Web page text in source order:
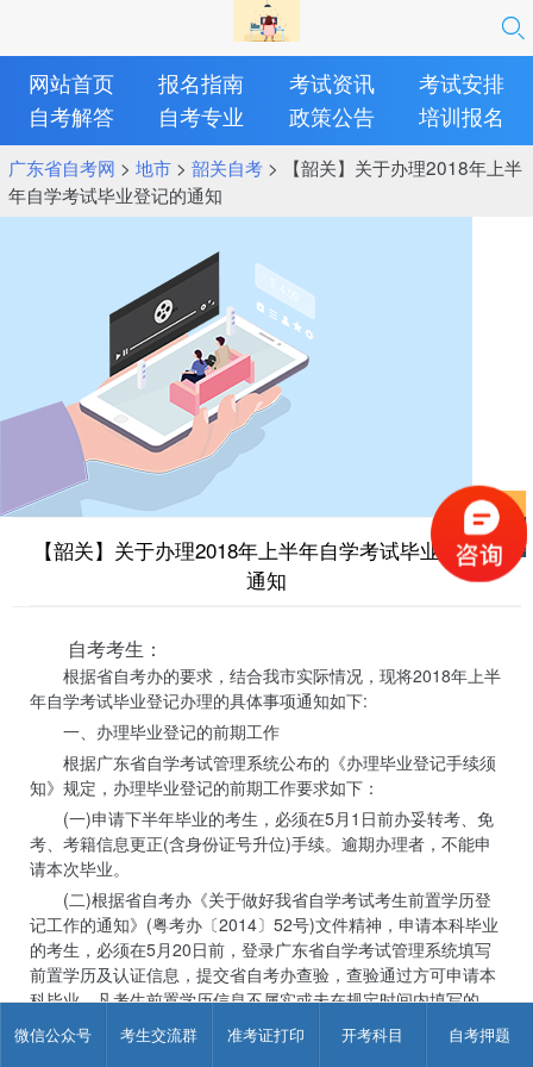
微信公众号 考生交流群 准考证打印 开考科目 自考押题
网站首页 报名指南 考试资讯
考试安排
自考解答
自考专业 政策公告 培训报名
广东省自考网 > 地市> 韶关自考> 【韶关】关于办理2018年上半
年自学考试毕业登记的通知
【韶关】关于办理2018年上半年自学考试毕业登记的
通知
自考考生：
根据省自考办的要求，结合我市实际情况，现将2018年上半
年自学考试毕业登记办理的具体事项通知如下:
一、办理毕业登记的前期工作
根据广东省自学考试管理系统公布的《办理毕业登记手续须
知》规定，办理毕业登记的前期工作要求如下：
(一)申请下半年毕业的考生，必须在5月1日前办妥转考、免
考、考籍信息更正(含身份证号升位)手续。逾期办理者，不能申
请本次毕业。
(二)根据省自考办《关于做好我省自学考试考生前置学历登
记工作的通知》(粤考办〔2014〕52号)文件精神，申请本科毕业
的考生，必须在5月20日前，登录广东省自学考试管理系统填写
前置学历及认证信息，提交省自考办查验，查验通过方可申请本
科毕业。凡考生前置学历信息不属实或未在规定时间内填写的，
不予办理当次本科专业的毕业登记手续。